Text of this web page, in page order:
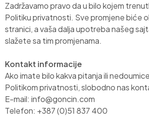
Zadržavamo pravo da u bilo kojem
Politiku privatnosti. Sve promjene biće
stranici, a vaša dalja upotreba našeg
slažete sa tim promjenama.
Kontakt informacije
Ako imate bilo kakva pitanja ili
Politikom privatnosti, slobodno nas
E-mail: info@goncin.com
Telefon: +387 (0)51 837 400